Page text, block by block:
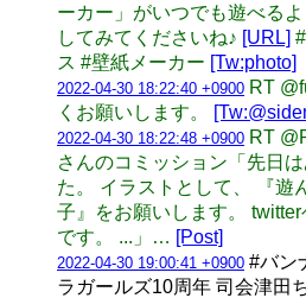
ーカー」がいつでも遊べる
してみてくださいね♪ [URL]
ス #壁紙メーカー [Tw:photo]
2022-04-30 18:22:40 +0900 RT
くお願いします。
2022-04-30 18:22:48 +0900 RT
さんのコミッション「先日
た。 イラストとして、 『遊
子』をお願いします。
です。 ...」… [Post]
2022-04-30 19:00:41 +0900 #バン
ラガールズ10周年 司会津田